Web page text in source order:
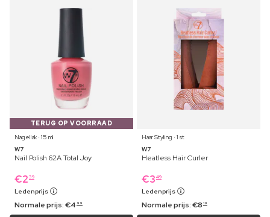
TERUG OP VOORRAAD
Nagellak ⋅ 15 ml
W7
Nail Polish 62A Total Joy
€2 39
Ledenprijs
Normale prijs:€4 99
Haar Styling ⋅ 1 st
W7
Heatless Hair Curler
€3 49
Ledenprijs
Normale prijs:€8 19